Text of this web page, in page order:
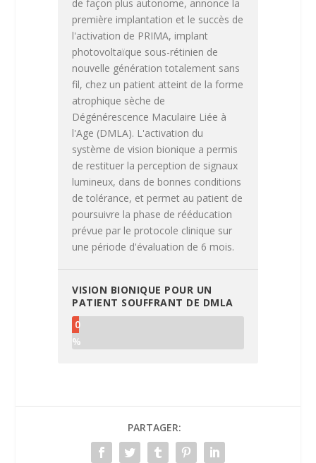
de façon plus autonome, annonce la
première implantation et le succès de
l'activation de PRIMA, implant
photovoltaïque sous-rétinien de
nouvelle génération totalement sans
fil, chez un patient atteint de la forme
atrophique sèche de
Dégénérescence Maculaire Liée à
l'Age (DMLA). L'activation du
système de vision bionique a permis
de restituer la perception de signaux
lumineux, dans de bonnes conditions
de tolérance, et permet au patient de
poursuivre la phase de rééducation
prévue par le protocole clinique sur
une période d'évaluation de 6 mois.
VISION BIONIQUE POUR UN
PATIENT SOUFFRANT DE DMLA
0
%
PARTAGER: